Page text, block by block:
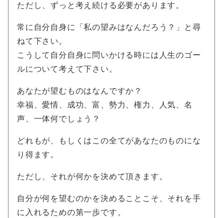
ただし、ずっと考え続ける必要があります。
常に自分自身に「私の望みはなんだろう？」と尋
ねて下さい。
こうして自分自身に問いかける時には人生のゴー
ルについて考えて下さい。
あなたが望むものはなんですか？
幸福、愛情、成功、富、勢力、権力、人気、名
声、一体何でしょう？
どれもが、もしくはこの全てがあなたのものにな
り得ます。
ただし、それが何かを決めて頂きます。
自分が何を望むのかを決めることこそ、それを手
に入れるための第一歩です。